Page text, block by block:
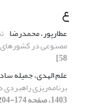
ع
عطارپور، محمدرضا
مصنوعی در
58]
علم الهدی، جمیله
برنامه‌ریزی راهبردی
1403، صفحه 174-204]